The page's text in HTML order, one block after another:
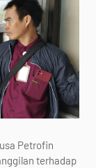
Petrofin
terhadap